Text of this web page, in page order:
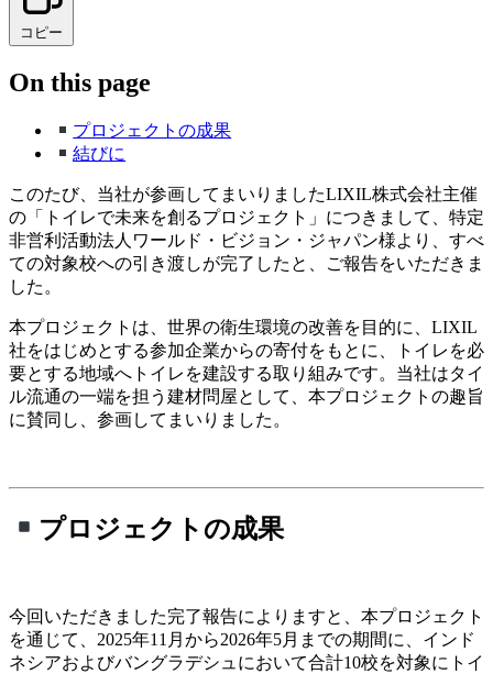
コピー
On this page
プロジェクトの成果
結びに
このたび、当社が参画してまいりましたLIXIL株式会社主催
の「トイレで未来を創るプロジェクト」につきまして、特定
非営利活動法人ワールド・ビジョン・ジャパン様より、すべ
ての対象校への引き渡しが完了したと、ご報告をいただきま
した。
本プロジェクトは、世界の衛生環境の改善を目的に、LIXIL
社をはじめとする参加企業からの寄付をもとに、トイレを必
要とする地域へトイレを建設する取り組みです。当社はタイ
ル流通の一端を担う建材問屋として、本プロジェクトの趣旨
に賛同し、参画してまいりました。
プロジェクトの成果
今回いただきました完了報告によりますと、本プロジェクト
を通じて、2025年11月から2026年5月までの期間に、インド
ネシアおよびバングラデシュにおいて合計10校を対象にトイ